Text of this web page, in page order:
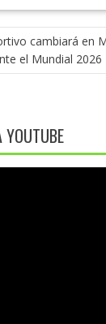
cambiará en
el Mundial 2026
YOUTUBE